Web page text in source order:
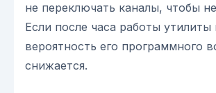
не переключать каналы, чтобы
Если после часа работы утилиты
вероятность его программного
снижается.